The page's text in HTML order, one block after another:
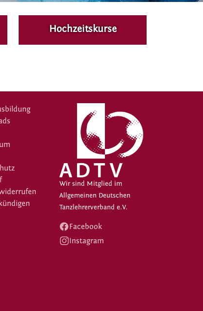
Hochzeitskurse
Wir sind Mitglied im
Allgemeinen Deutschen
Tanzlehrerverband e.V.
Facebook
Instagram